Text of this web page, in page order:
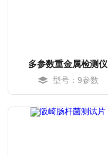
多参数重金属检测仪
型号：9参数